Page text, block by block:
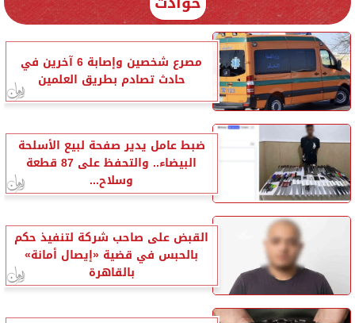
مصرع شخصين وإصابة 6 آخرين في
حادث تصادم بطريق العلمين
ضبط عامل يدير صفحة لبيع الأسلحة
البيضاء.. والتحفظ على 87 قطعة
وسلاح...
القبض على صاحب شركة لتنفيذ حكم
بالحبس في قضية «إيصال أمانة»
بالقاهرة